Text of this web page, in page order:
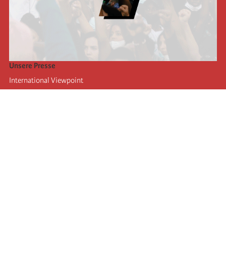
Unsere Presse
International Viewpoint